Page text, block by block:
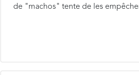
de "machos" tente de les